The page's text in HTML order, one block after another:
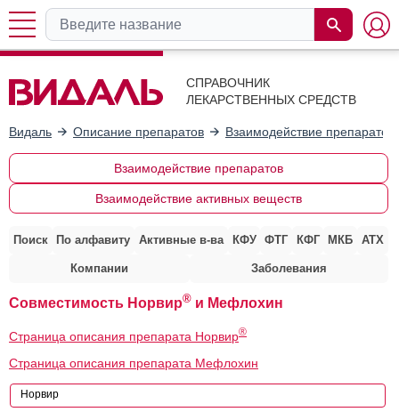
СПРАВОЧНИК
ЛЕКАРСТВЕННЫХ СРЕДСТВ
Видаль Описание препаратов Взаимодействие препаратов
Взаимодействие препаратов
Взаимодействие активных веществ
Поиск По алфавиту Активные в-ва КФУ ФТГ КФГ МКБ АТХ
Компании Заболевания
Совместимость Норвир® и Мефлохин
Страница описания препарата Норвир®
Страница описания препарата Мефлохин